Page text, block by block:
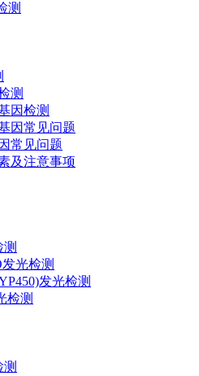
测
测
因检测
因常见问题
常见问题
及注意事项
光检测
发光检测
检测